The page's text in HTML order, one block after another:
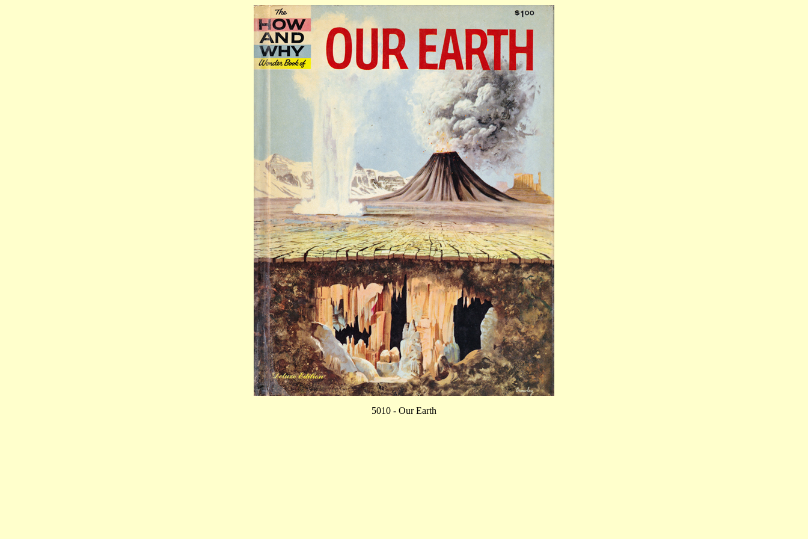
5010 - Our Earth